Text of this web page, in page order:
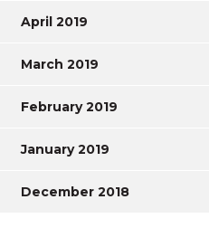
April 2019
March 2019
February 2019
January 2019
December 2018